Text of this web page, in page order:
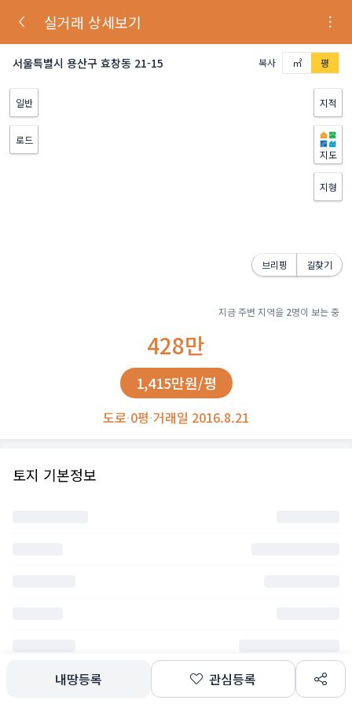
실거래 상세보기
서울특별시 용산구 효창동 21-15 복사 ㎡ 평
일반
로드
지적
지도
지형
브리핑 길찾기
지금 주변 지역을 2명이 보는 중
428만
1,415만원/평
도로·0평·거래일 2016.8.21
토지 기본정보
내땅등록 관심등록